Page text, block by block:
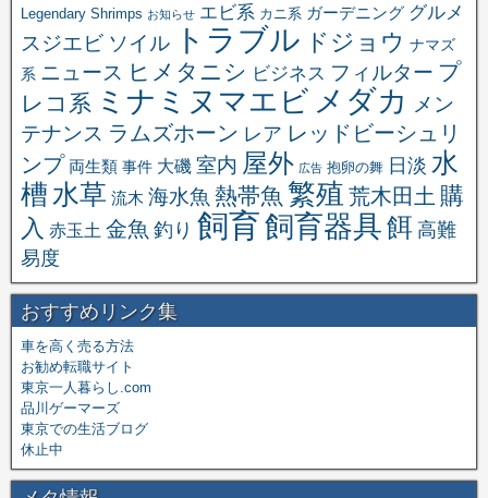
Legendary Shrimps お知らせ エビ系 カニ系 ガーデニング グルメ
スジエビ ソイル トラブル ドジョウ ナマズ
系 ニュース ヒメタニシ ビジネス フィルター プ
レコ系 ミナミヌマエビ メダカ
メン
テナンス ラムズホーン レア レッドビーシュリ
ンプ 両生類 事件 大磯 室内 屋外 広告 抱卵の舞 日淡 水
槽 水草 流木 海水魚 熱帯魚 繁殖 荒木田土 購
入 赤玉土 金魚 釣り 飼育飼育器具餌 高難
易度
おすすめリンク集
車を高く売る方法
お勧め転職サイト
東京一人暮らし.com
品川ゲーマーズ
東京での生活ブログ
休止中